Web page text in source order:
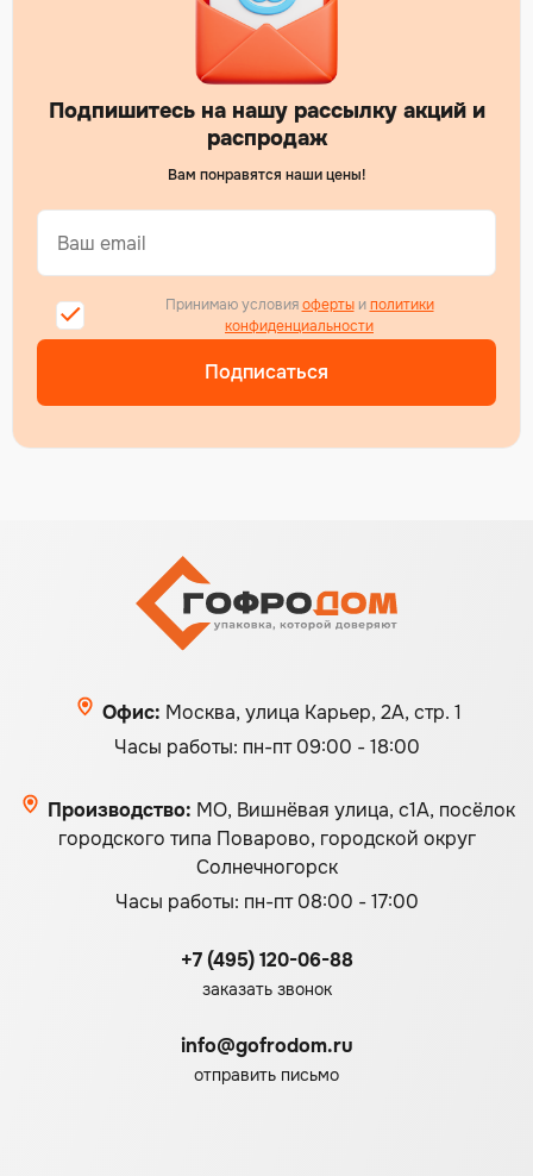
Подпишитесь на нашу рассылку акций и
распродаж
Вам понравятся наши цены!
Принимаю условияофертыиполитики
конфиденциальности
Подписаться
Офис: Москва, улица Карьер, 2А, стр. 1
Часы работы: пн-пт 09:00 - 18:00
Производство: МО, Вишнёвая улица, с1А, посёлок
городского типа Поварово, городской округ
Солнечногорск
Часы работы: пн-пт 08:00 - 17:00
+7 (495) 120-06-88
заказать звонок
info@gofrodom.ru
отправить письмо